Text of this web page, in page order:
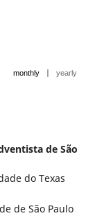
monthly | yearly
de São
do Texas
de São Paulo